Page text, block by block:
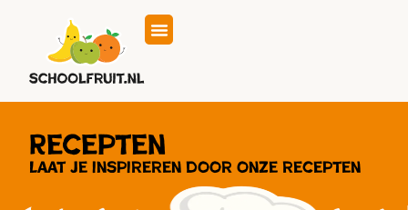
Recepten
Laat je inspireren door onze recepten